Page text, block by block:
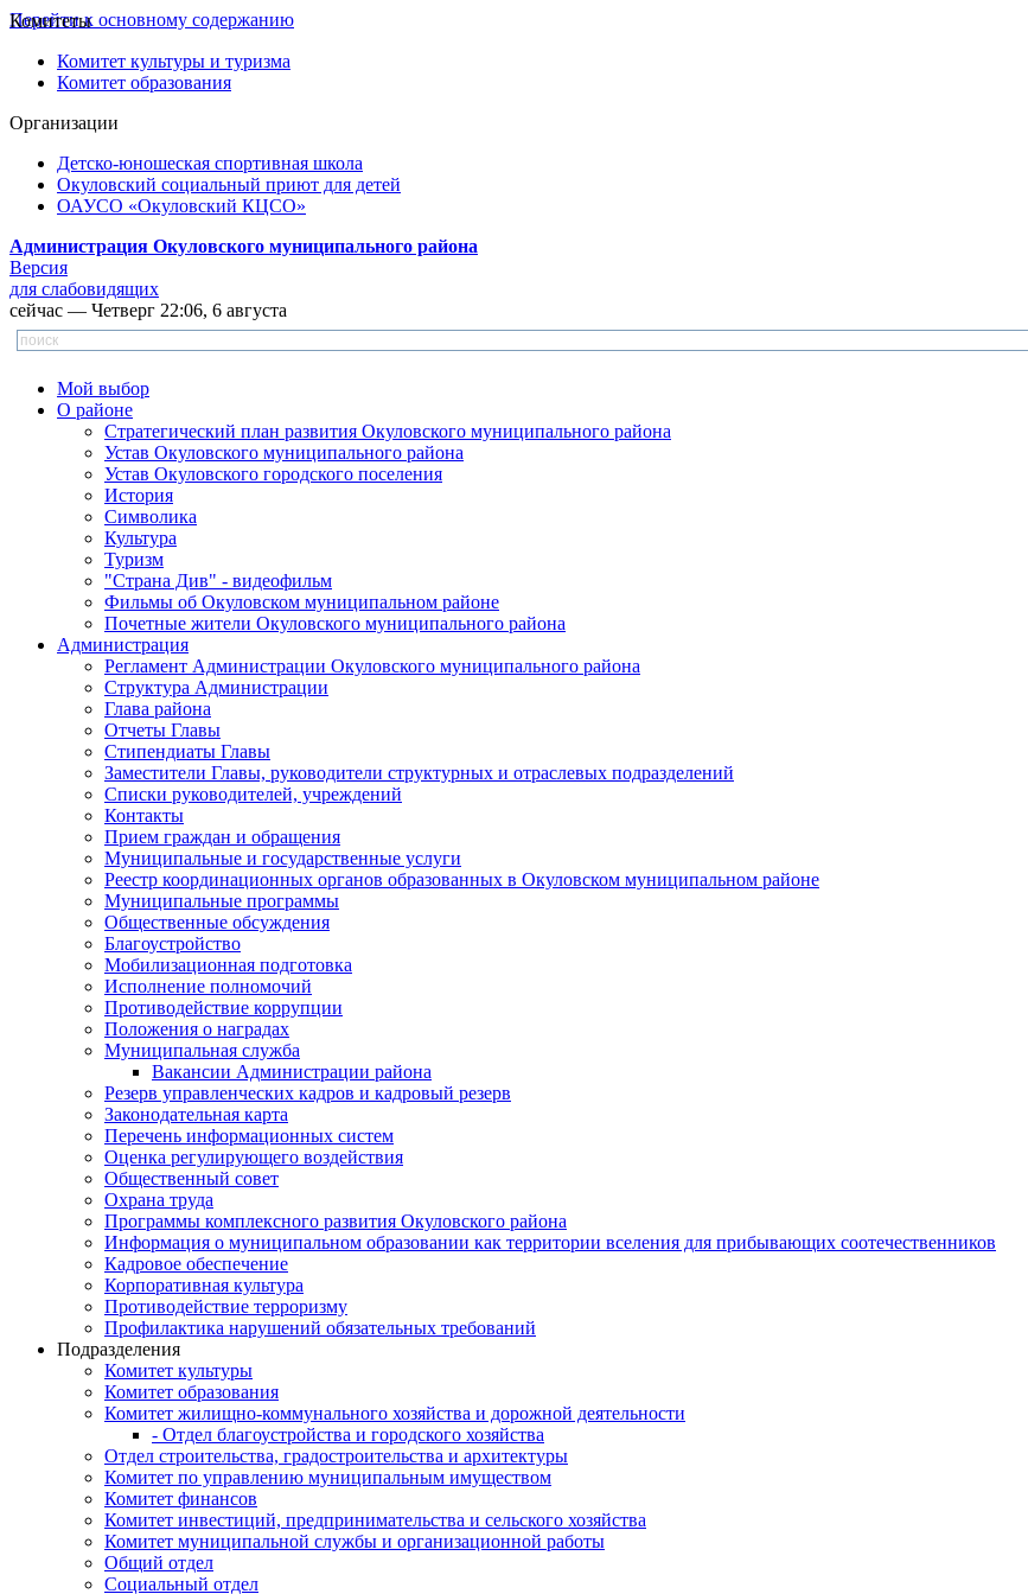
Перейти к основному содержанию
Комитеты
Комитет культуры и туризма
Комитет образования
Организации
Детско-юношеская спортивная школа
Окуловский социальный приют для детей
ОАУСО «Окуловский КЦСО»
Администрация Окуловского муниципального района
Версия
для слабовидящих
сейчас — Четверг 22:06, 6 августа
Мой выбор
О районе
Стратегический план развития Окуловского муниципального района
Устав Окуловского муниципального района
Устав Окуловского городского поселения
История
Символика
Культура
Туризм
"Страна Див" - видеофильм
Фильмы об Окуловском муниципальном районе
Почетные жители Окуловского муниципального района
Администрация
Регламент Администрации Окуловского муниципального района
Структура Администрации
Глава района
Отчеты Главы
Стипендиаты Главы
Заместители Главы, руководители структурных и отраслевых подразделений
Списки руководителей, учреждений
Контакты
Прием граждан и обращения
Муниципальные и государственные услуги
Реестр координационных органов образованных в Окуловском муниципальном районе
Муниципальные программы
Общественные обсуждения
Благоустройство
Мобилизационная подготовка
Исполнение полномочий
Противодействие коррупции
Положения о наградах
Муниципальная служба
Вакансии Администрации района
Резерв управленческих кадров и кадровый резерв
Законодательная карта
Перечень информационных систем
Оценка регулирующего воздействия
Общественный совет
Охрана труда
Программы комплексного развития Окуловского района
Информация о муниципальном образовании как территории вселения для прибывающих соотечественников
Кадровое обеспечение
Корпоративная культура
Противодействие терроризму
Профилактика нарушений обязательных требований
Подразделения
Комитет культуры
Комитет образования
Комитет жилищно-коммунального хозяйства и дорожной деятельности
- Отдел благоустройства и городского хозяйства
Отдел строительства, градостроительства и архитектуры
Комитет по управлению муниципальным имуществом
Комитет финансов
Комитет инвестиций, предпринимательства и сельского хозяйства
Комитет муниципальной службы и организационной работы
Общий отдел
Социальный отдел